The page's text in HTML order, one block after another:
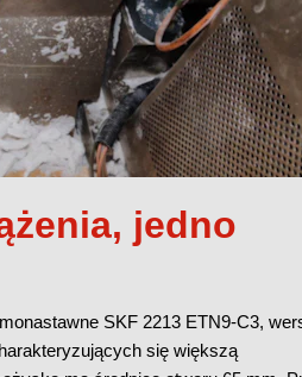
jedno
SKF 2213 ETN9-C3,
się większą